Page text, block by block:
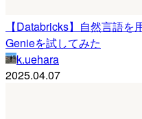
【Databricks】自然言語
Genieを試してみた
k.uehara
2025.04.07